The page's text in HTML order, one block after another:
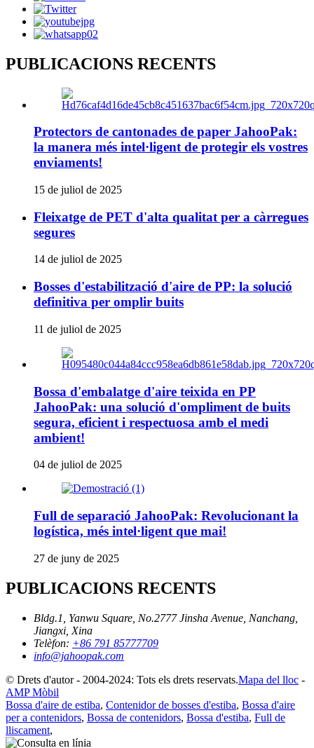
PUBLICACIONS RECENTS
Protectors de cantonades de paper JahooPak:
la manera més intel·ligent de protegir els vostres
enviaments!
15 de juliol de 2025
Fleixatge de PET d'alta qualitat per a càrregues
segures
14 de juliol de 2025
Bosses d'estabilització d'aire de PP: la solució
definitiva per omplir buits
11 de juliol de 2025
Bossa d'embalatge d'aire teixida en PP
JahooPak: una solució d'ompliment de buits
segura, eficient i respectuosa amb el medi
ambient!
04 de juliol de 2025
Full de separació JahooPak: Revolucionant la
logística, més intel·ligent que mai!
27 de juny de 2025
PUBLICACIONS RECENTS
Bldg.1, Yanwu Square, No.2777 Jinsha Avenue, Nanchang,
Jiangxi, Xina
Telèfon: +86 791 85777709
info@jahoopak.com
© Drets d'autor - 2004-2024: Tots els drets reservats.Mapa del lloc -
AMP Mòbil
Bossa d'aire de estiba, Contenidor de bosses d'estiba, Bossa d'aire
per a contenidors, Bossa de contenidors, Bossa d'estiba, Full de
lliscament,